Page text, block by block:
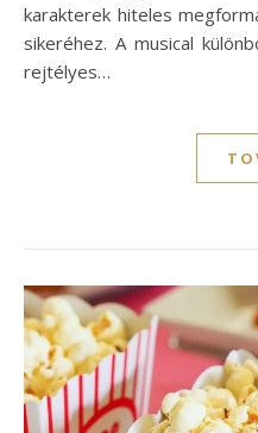
karakterek hiteles
sikeréhez. A musical
rejtélyes…